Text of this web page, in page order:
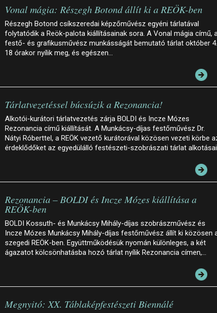
Vonal mágia: Részegh Botond állít ki a REÖK-ben
Részegh Botond csíkszeredai képzőművész egyéni tárlatával
folytatódik a Reök-palota kiállításainak sora. A Vonal mágia című,
festő- és grafikusművész munkásságát bemutató tárlat október 4.
18 órakor nyílik meg, és egészen…
Tárlatvezetéssel búcsúzik a Rezonancia!
Alkotói-kurátori tárlatvezetés zárja BOLDI és Incze Mózes
Rezonancia című kiállítását. A Munkácsy-díjas festőművész Dr.
Nátyi Róberttel, a REÖK vezető kurátorával közösen vezeti körbe
érdeklődőket az egyedülálló festészeti-szobrászati tárlat
Rezonancia – BOLDI és Incze Mózes kiállítása a
REÖK-ben
BOLDI Kossuth- és Munkácsy Mihály-díjas szobrászművész és
Incze Mózes Munkácsy Mihály-díjas festőművész állít ki közösen
szegedi REÖK-ben. Együttműködésük nyomán különleges, a két
ágazatot kölcsönhatásba hozó tárlat nyílik Rezonancia címen,…
Megnyitó: XX. Táblaképfestészeti Biennálé